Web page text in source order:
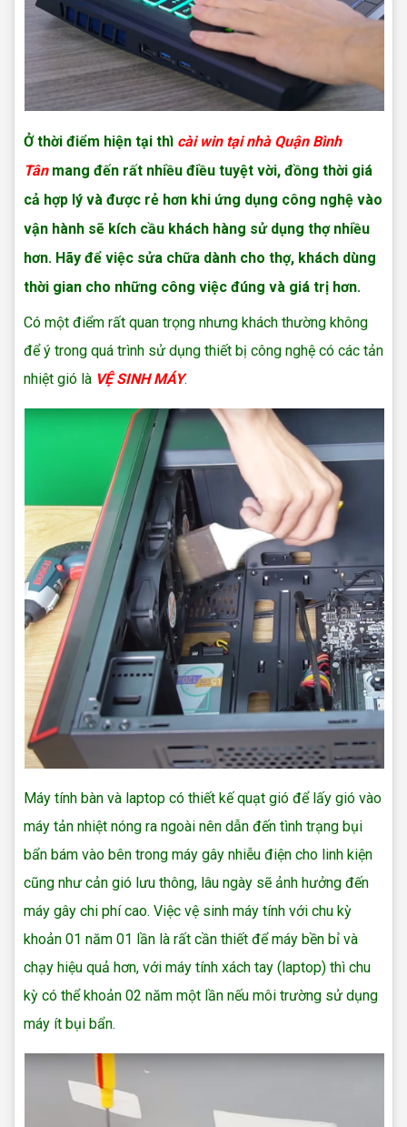
Ở thời điểm hiện tại thì cài win tại nhà Quận Bình
Tânmang đến rất nhiều điều tuyệt vời, đồng thời giá
cả hợp lý và được rẻ hơn khi ứng dụng công nghệ vào
vận hành sẽ kích cầu khách hàng sử dụng thợ nhiều
hơn. Hãy để việc sửa chữa dành cho thợ, khách dùng
thời gian cho những công việc đúng và giá trị hơn.
Có một điểm rất quan trọng nhưng khách thường không
để ý trong quá trình sử dụng thiết bị công nghệ có các tản
nhiệt gió là VỆ SINH MÁY.
Máy tính bàn và laptop có thiết kế quạt gió để lấy gió vào
máy tản nhiệt nóng ra ngoài nên dẫn đến tình trạng bụi
bẩn bám vào bên trong máy gây nhiễu điện cho linh kiện
cũng như cản gió lưu thông, lâu ngày sẽ ảnh hưởng đến
máy gây chi phí cao. Việc vệ sinh máy tính với chu kỳ
khoản 01 năm 01 lần là rất cần thiết để máy bền bỉ và
chạy hiệu quả hơn, với máy tính xách tay (laptop) thì chu
kỳ có thể khoản 02 năm một lần nếu môi trường sử dụng
máy ít bụi bẩn.